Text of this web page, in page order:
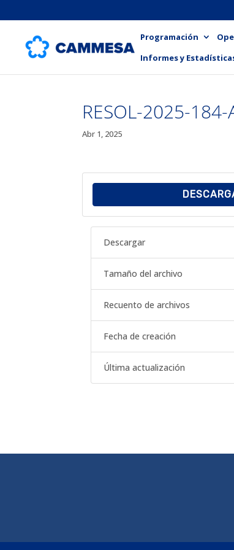
Programación
Informes y
RESOL-2025-184-
Abr 1, 2025
Descargar
Tamaño del archivo
Recuento de archivos
Fecha de creación
Última actualización